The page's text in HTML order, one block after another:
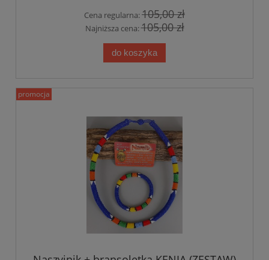
Cena regularna:105,00 zł
Najniższa cena:105,00 zł
do koszyka
promocja